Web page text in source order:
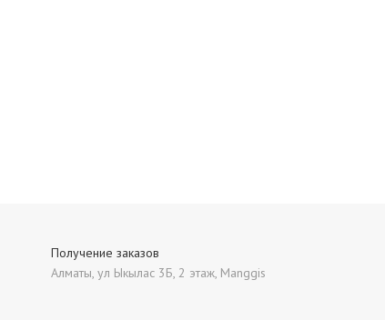
Получение заказов
Алматы, ул Ыкылас 3Б, 2 этаж, Manggis